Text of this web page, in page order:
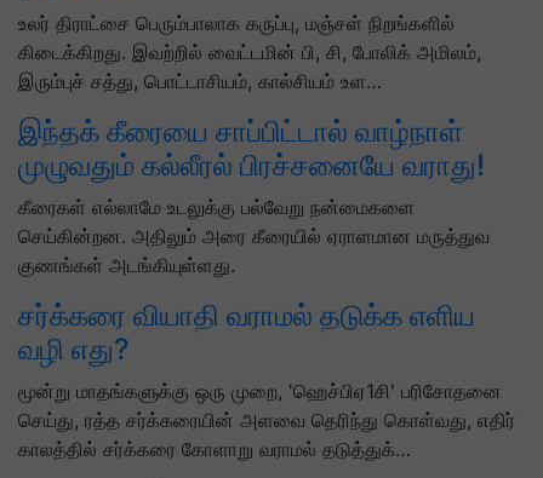
உலர் திராட்சை பெரும்பாலாக கருப்பு, மஞ்சள் நிறங்களில்
கிடைக்கிறது. இவற்றில் வைட்டமின் பி, சி, போலிக் அமிலம்,
இரும்புச் சத்து, பொட்டாசியம், கால்சியம் உள…
இந்தக் கீரையை சாப்பிட்டால் வாழ்நாள்
முழுவதும் கல்லீரல் பிரச்சனையே வராது!
கீரைகள் எல்லாமே உடலுக்கு பல்வேறு நன்மைகளை
செய்கின்றன. அதிலும் அரை கீரையில் ஏராளமான மருத்துவ
குணங்கள் அடங்கியுள்ளது.
சர்க்கரை வியாதி வராமல் தடுக்க எளிய
வழி எது?
மூன்று மாதங்களுக்கு ஒரு முறை, 'ஹெச்பிஏ1சி' பரிசோதனை
செய்து, ரத்த சர்க்கரையின் அளவை தெரிந்து கொள்வது, எதிர்
காலத்தில் சர்க்கரை கோளாறு வராமல் தடுத்துக்…